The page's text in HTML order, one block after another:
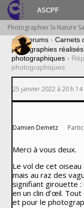
ASCPF
Photographier la Nature
› Forums › Carnets
photographies
photographiques ›
photographiques
25 janvier 2022 à 20 h 14
Damien Demetz
Merci à vous deux.
Le vol de cet
mais au raz des
signifiant girouette :
en un clin d’œil.
et pour le